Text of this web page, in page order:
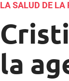
LA SALUD DE LA
la